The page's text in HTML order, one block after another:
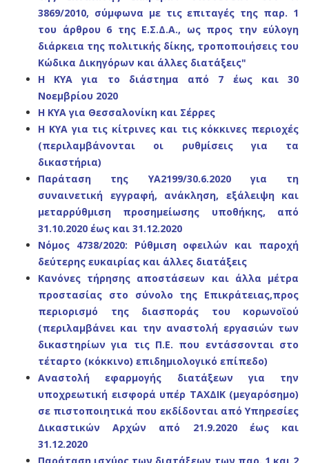
3869/2010, σύμφωνα με τις επιταγές της παρ. 1
του άρθρου 6 της Ε.Σ.Δ.Α., ως προς την εύλογη
διάρκεια της πολιτικής δίκης, τροποποιήσεις του
Κώδικα Δικηγόρων και άλλες διατάξεις"
Η ΚΥΑ για το διάστημα από 7 έως και 30
Νοεμβρίου 2020
Η ΚΥΑ για Θεσσαλονίκη και Σέρρες
Η ΚΥΑ για τις κίτρινες και τις κόκκινες περιοχές
(περιλαμβάνονται οι ρυθμίσεις για τα
δικαστήρια)
Παράταση της YA2199/30.6.2020 για τη
συναινετική εγγραφή, ανάκληση, εξάλειψη και
μεταρρύθμιση προσημείωσης υποθήκης, από
31.10.2020 έως και 31.12.2020
Νόμος 4738/2020: Ρύθμιση οφειλών και παροχή
δεύτερης ευκαιρίας και άλλες διατάξεις
Κανόνες τήρησης αποστάσεων και άλλα μέτρα
προστασίας στο σύνολο της Επικράτειας,προς
περιορισμό της διασποράς του κορωνοϊού
(περιλαμβάνει και την αναστολή εργασιών των
δικαστηρίων για τις Π.Ε. που εντάσσονται στο
τέταρτο (κόκκινο) επιδημιολογικό επίπεδο)
Αναστολή εφαρμογής διατάξεων για την
υποχρεωτική εισφορά υπέρ ΤΑΧΔΙΚ (μεγαρόσημο)
σε πιστοποιητικά που εκδίδονται από Υπηρεσίες
Δικαστικών Αρχών από 21.9.2020 έως και
31.12.2020